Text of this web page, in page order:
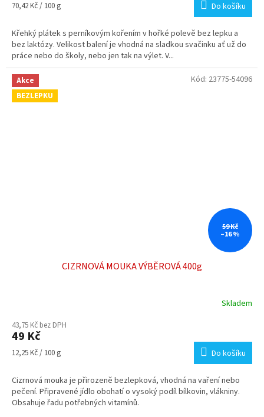
5,0
hvězdiček.
Měrná
70,42 Kč / 100 g Do košíku
Křehký plátek s perníkovým kořením v hořké polevě bez lepku a
bez laktózy. Velikost balení je vhodná na sladkou svačinku ať už do
práce nebo do školy, nebo jen tak na výlet. V...
Akce
BEZLEPKU
59 Kč
–16 %
CIZRNOVÁ MOUKA VÝBĚROVÁ 400g
produktu
je
5,0
hvězdiček.
Skladem
43,75 Kč bez DPH
49 Kč
Měrná
12,25 Kč / 100 g Do košíku
Cizrnová mouka je přirozeně bezlepková, vhodná na vaření nebo
pečení. Připravené jídlo obohatí o vysoký podíl bílkovin, vlákniny.
Obsahuje řadu potřebných vitamínů.
Kód: 23775-54096